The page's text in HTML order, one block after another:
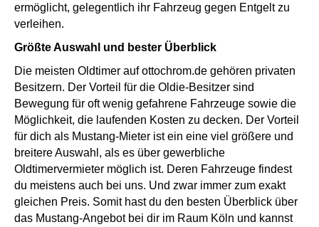
ermöglicht, gelegentlich ihr Fahrzeug gegen Entgelt zu
verleihen.
Größte Auswahl und bester Überblick
Die meisten Oldtimer auf ottochrom.de gehören privaten
Besitzern. Der Vorteil für die Oldie-Besitzer sind
Bewegung für oft wenig gefahrene Fahrzeuge sowie die
Möglichkeit, die laufenden Kosten zu decken. Der Vorteil
für dich als Mustang-Mieter ist ein eine viel größere und
breitere Auswahl, als es über gewerbliche
Oldtimervermieter möglich ist. Deren Fahrzeuge findest
du meistens auch bei uns. Und zwar immer zum exakt
gleichen Preis. Somit hast du den besten Überblick über
das Mustang-Angebot bei dir im Raum Köln und kannst